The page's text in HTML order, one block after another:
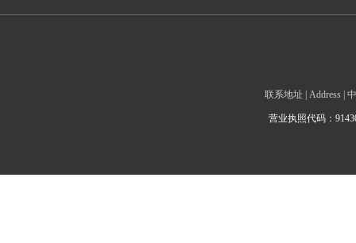
联系地址 | Address |
营业执照代码：